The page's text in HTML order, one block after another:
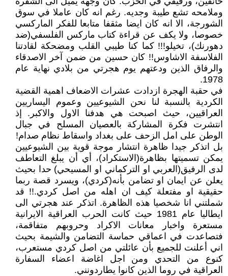
وملامحه تشع طيبة وجديه. رغم انه كان عاملا في سوق
الشورجة، الا انه كان ايضا مثقفا متابعا للفكر الماركسي
خصوصا، ولا يكف عن قراءة كتاب ماركس الفلسفي(ضد
دهورنك)، تخيلو!!! كما كنا طيبي القلب ومضحكة لقادتنا
الفلاسفة الاشاوس!! كان حسين من ضمن آخر الاصدقاء
والرفاق الذين ودعتهم يوم هجرتي من بلادي نهاية عام
1978.
في حقبة الهجرة ازدادت عشرات الاضعاف اهمية القضية
الكردية بالنسبة لنا نحن الشيوعيين وعموم اليساريين
العراقيين، حيث اصبحت هي هدفنا الاول والاكبر. إذ
انتشرت فكرة المشاركة بالعصيان المسلح في جبال
الوطن على امل الزحف على بغداد واسقاط نظام صدام!
بل اتذكر جيدا ظاهرة انتشار موجة قوية بين الشيوعيين
يمكن تسميتها بظاهرة(الاستكراد)، أي أن يبلغ التعاطف
لدى الرفيق(العربي او التركماني او المسيحي) حدا بحيث
يعلن عن ايمان او تضامن بأنه(كردي)، ويسرد قصة ربما
حقيقية او مفتعلة كيف ان اهله من اصل كردي.!! قد
شملتني انا شخصيا هذه الظاهرة. اتذكر عند هجرتي الى
ايطاليا عام 1981 حيث كانت الحرب العراقية الايرانية
مستعرة واخبار معانات الاكراد وحروبهم متفاقمة،
فتصاعدت في اعماقي حماسة التضامن والشيمة بحيث
اني أعلنت للجميع بأن عائلتي من اصل كردي مستعرب،
كنوع من التحدي ومن اجل اغاضة اعضاء السفارة
العراقية في روما الذين كانوا يطاردونني.